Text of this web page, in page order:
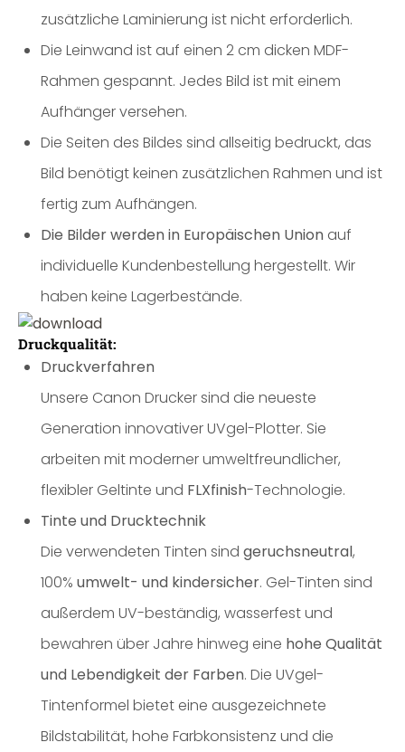
zusätzliche Laminierung ist nicht erforderlich.
Die Leinwand ist auf einen 2 cm dicken MDF-
Rahmen gespannt. Jedes Bild ist mit einem
Aufhänger versehen.
Die Seiten des Bildes sind allseitig bedruckt, das
Bild benötigt keinen zusätzlichen Rahmen und ist
fertig zum Aufhängen.
Die Bilder werden in Europäischen Union auf
individuelle Kundenbestellung hergestellt. Wir
haben keine Lagerbestände.
Druckqualität:
Druckverfahren
Unsere Canon Drucker sind die neueste
Generation innovativer UVgel-Plotter. Sie
arbeiten mit moderner umweltfreundlicher,
flexibler Geltinte und FLXfinish-Technologie.
Tinte und Drucktechnik
Die verwendeten Tinten sind geruchsneutral,
100% umwelt- und kindersicher. Gel-Tinten sind
außerdem UV-beständig, wasserfest und
bewahren über Jahre hinweg eine hohe Qualität
und Lebendigkeit der Farben. Die UVgel-
Tintenformel bietet eine ausgezeichnete
Bildstabilität, hohe Farbkonsistenz und die